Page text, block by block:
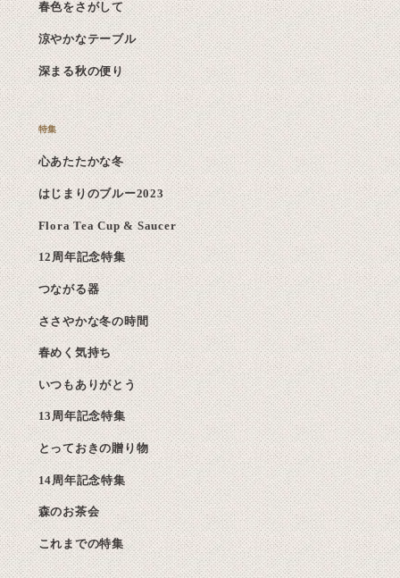
春色をさがして
涼やかなテーブル
深まる秋の便り
心あたたかな冬
はじまりのブルー2023
Flora Tea Cup & Saucer
12周年記念特集
つながる器
ささやかな冬の時間
春めく気持ち
いつもありがとう
13周年記念特集
とっておきの贈り物
14周年記念特集
森のお茶会
これまでの特集